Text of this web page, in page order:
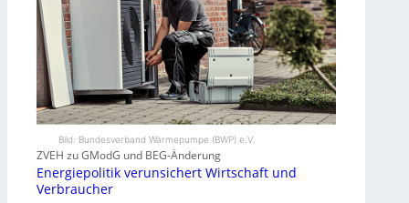
Bild: Bundesverband Wärmepumpe (BWP) e.V.
ZVEH zu GModG und BEG-Änderung
Energiepolitik verunsichert Wirtschaft und
Verbraucher